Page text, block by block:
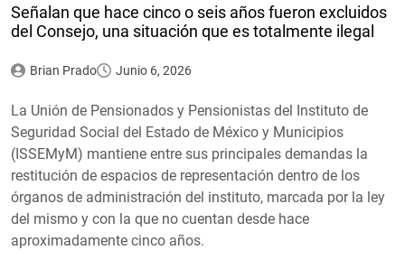
Señalan que hace cinco o seis años fueron excluidos
del Consejo, una situación que es totalmente ilegal
Brian Prado Junio 6, 2026
La Unión de Pensionados y Pensionistas del Instituto de
Seguridad Social del Estado de México y Municipios
(ISSEMyM) mantiene entre sus principales demandas la
restitución de espacios de representación dentro de los
órganos de administración del instituto, marcada por la ley
del mismo y con la que no cuentan desde hace
aproximadamente cinco años.